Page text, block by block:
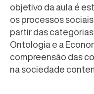
objetivo da aula é
os processos
partir das
Ontologia e a
compreensão das
na sociedade